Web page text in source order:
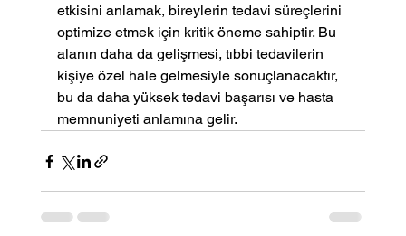
etkisini anlamak, bireylerin tedavi süreçlerini
optimize etmek için kritik öneme sahiptir. Bu
alanın daha da gelişmesi, tıbbi tedavilerin
kişiye özel hale gelmesiyle sonuçlanacaktır,
bu da daha yüksek tedavi başarısı ve hasta
memnuniyeti anlamına gelir.